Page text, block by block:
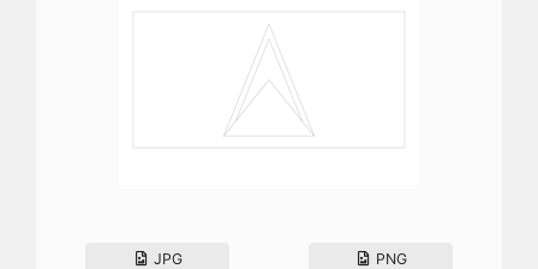
JPG PNG